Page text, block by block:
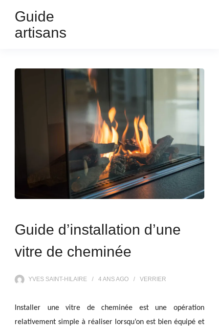
Guide
artisans
Guide d’installation d’une
vitre de cheminée
YVES SAINT-HILAIRE 4 ANSAGO VERRIER
Installer une vitre de cheminée est une opération
relativement simple à réaliser lorsqu’on est bien équipé et